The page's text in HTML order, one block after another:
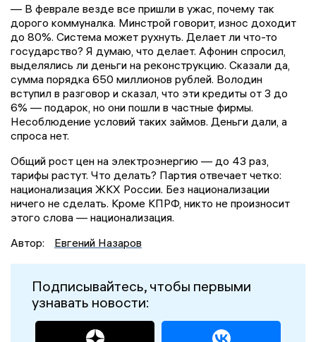
— В феврале везде все пришли в ужас, почему так
дорого коммуналка. Минстрой говорит, износ доходит
до 80%. Система может рухнуть. Делает ли что-то
государство? Я думаю, что делает. Афонин спросил,
выделялись ли деньги на реконструкцию. Сказали да,
сумма порядка 650 миллионов рублей. Володин
вступил в разговор и сказал, что эти кредиты от 3 до
6% — подарок, но они пошли в частные фирмы.
Несоблюдение условий таких займов. Деньги дали, а
спроса нет.
Общий рост цен на электроэнергию — до 43 раз,
тарифы растут. Что делать? Партия отвечает четко:
национализация ЖКХ России. Без национализации
ничего не сделать. Кроме КПРФ, никто не произносит
этого слова — национализация.
Автор:
Евгений Назаров
Подписывайтесь, чтобы первыми
узнавать новости: